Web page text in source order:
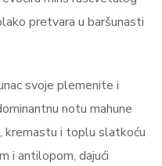
pretvara u baršunasti
svoje plemenite i
notu mahune
kremastu i toplu slatkoću
i antilopom, dajući